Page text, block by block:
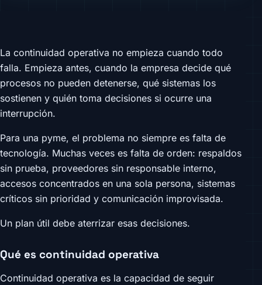
La continuidad operativa no empieza cuando todo
falla. Empieza antes, cuando la empresa decide qué
procesos no pueden detenerse, qué sistemas los
sostienen y quién toma decisiones si ocurre una
interrupción.
Para una pyme, el problema no siempre es falta de
tecnología. Muchas veces es falta de orden: respaldos
sin prueba, proveedores sin responsable interno,
accesos concentrados en una sola persona, sistemas
críticos sin prioridad y comunicación improvisada.
Un plan útil debe aterrizar esas decisiones.
Qué es continuidad operativa
Continuidad operativa es la capacidad de seguir